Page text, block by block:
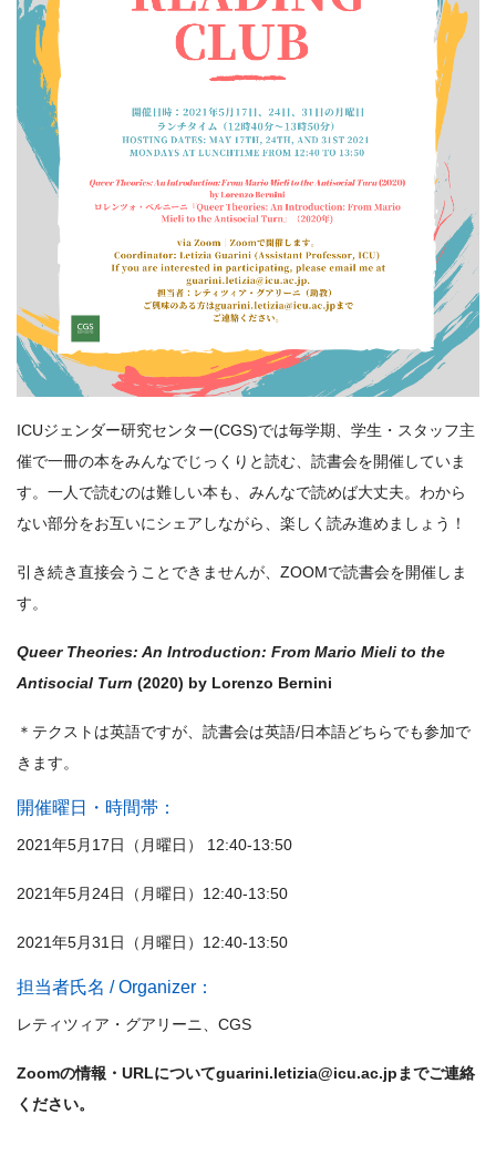
ICUジェンダー研究センター(CGS)では毎学期、学生・スタッフ主
催で一冊の本をみんなでじっくりと読む、読書会を開催していま
す。一人で読むのは難しい本も、みんなで読めば大丈夫。わから
ない部分をお互いにシェアしながら、楽しく読み進めましょう！
引き続き直接会うことできませんが、ZOOMで読書会を開催しま
す。
Queer Theories: An Introduction: From Mario Mieli to the
Antisocial Turn (2020) by Lorenzo Bernini
＊テクストは英語ですが、読書会は英語/日本語どちらでも参加で
きます。
開催曜日・時間帯：
2021年5月17日（月曜日） 12:40-13:50
2021年5月24日（月曜日）12:40-13:50
2021年5月31日（月曜日）12:40-13:50
担当者氏名 / Organizer：
レティツィア・グアリーニ、CGS
Zoomの情報・URLについてguarini.letizia@icu.ac.jpまでご連絡
ください。